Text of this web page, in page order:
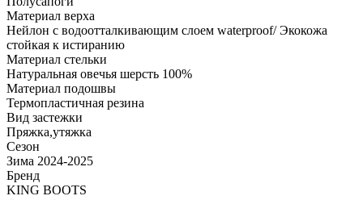
Материал верха
Нейлон с водоотталкивающим слоем waterproof/ Экокожа
стойкая к истиранию
Материал стельки
Натуральная овечья шерсть 100%
Материал подошвы
Термопластичная резина
Вид застежки
Пряжка,утяжка
Сезон
Зима 2024-2025
Бренд
KING BOOTS